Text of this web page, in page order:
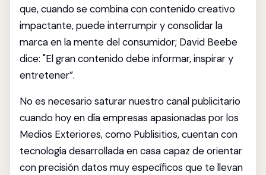
que, cuando se combina con contenido creativo
impactante, puede interrumpir y consolidar la
marca en la mente del consumidor; David Beebe
dice: "El gran contenido debe informar, inspirar y
entretener”.
No es necesario saturar nuestro canal publicitario
cuando hoy en día empresas apasionadas por los
Medios Exteriores, como Publisitios, cuentan con
tecnología desarrollada en casa capaz de orientar
con precisión datos muy específicos que te llevan